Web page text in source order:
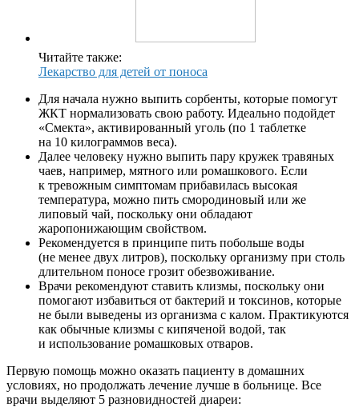
Читайте также:
Лекарство для детей от поноса
Для начала нужно выпить сорбенты, которые помогут
ЖКТ нормализовать свою работу. Идеально подойдет
«Смекта», активированный уголь (по 1 таблетке
на 10 килограммов веса).
Далее человеку нужно выпить пару кружек травяных
чаев, например, мятного или ромашкового. Если
к тревожным симптомам прибавилась высокая
температура, можно пить смородиновый или же
липовый чай, поскольку они обладают
жаропонижающим свойством.
Рекомендуется в принципе пить побольше воды
(не менее двух литров), поскольку организму при столь
длительном поносе грозит обезвоживание.
Врачи рекомендуют ставить клизмы, поскольку они
помогают избавиться от бактерий и токсинов, которые
не были выведены из организма с калом. Практикуются
как обычные клизмы с кипяченой водой, так
и использование ромашковых отваров.
Первую помощь можно оказать пациенту в домашних
условиях, но продолжать лечение лучше в больнице. Все
врачи выделяют 5 разновидностей диареи: